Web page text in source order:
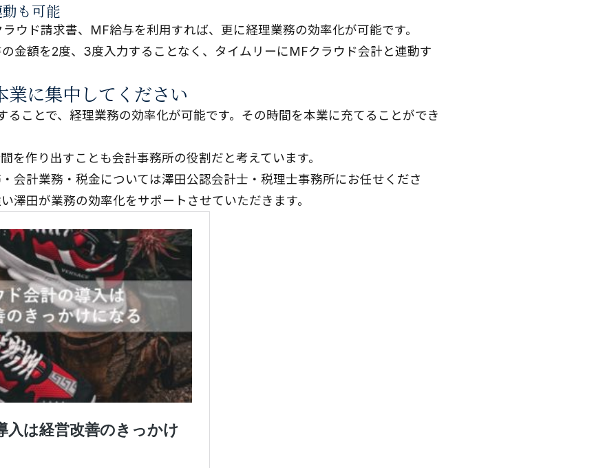
も可能
ウド請求書、MF給与を利用すれば、更に経理業務の効率化が可能です。
金額を2度、3度入力することなく、タイムリーにMFクラウド会計と連動す
業に集中してください
ることで、経理業務の効率化が可能です。その時間を本業に充てることができ
を作り出すことも会計事務所の役割だと考えています。
会計業務・税金については澤田公認会計士・税理士事務所にお任せくださ
澤田が業務の効率化をサポートさせていただきます。